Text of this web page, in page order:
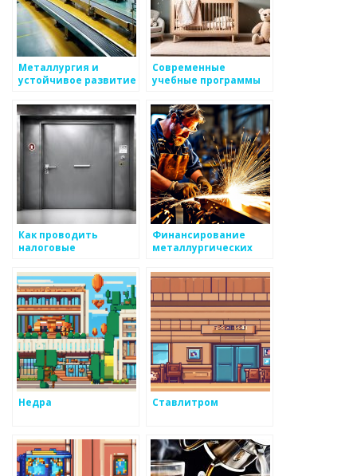
Металлургия и
устойчивое развитие
Современные
учебные программы
Как проводить
налоговые
металлургических
компаний
Финансирование
металлургических
Недра Ставлитром